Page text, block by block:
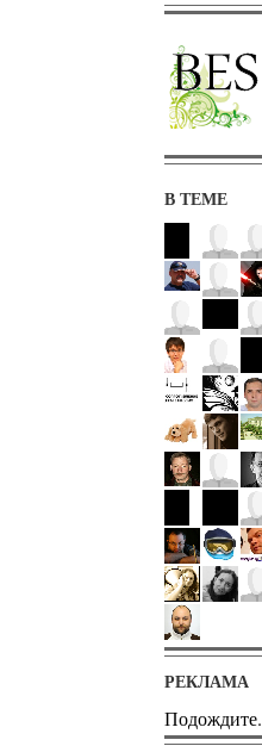
В ТЕМЕ
РЕКЛАМА
Подождите.